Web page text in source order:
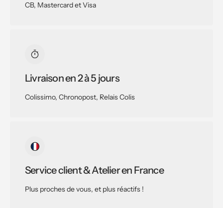
CB, Mastercard et Visa
Livraison en 2 à 5 jours
Colissimo, Chronopost, Relais Colis
Service client & Atelier en France
Plus proches de vous, et plus réactifs !